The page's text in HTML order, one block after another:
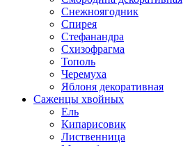
Снежноягодник
Спирея
Стефанандра
Схизофрагма
Тополь
Черемуха
Яблоня декоративная
Саженцы хвойных
Ель
Кипарисовик
Лиственница